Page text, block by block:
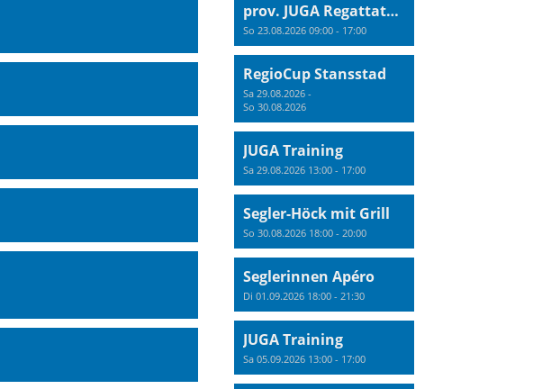
prov. JUGA Regattatraining
So 23.08.2026 09:00 - 17:00
RegioCup Stansstad
Sa 29.08.2026 -
So 30.08.2026
JUGA Training
Sa 29.08.2026 13:00 - 17:00
Segler-Höck mit Grill
So 30.08.2026 18:00 - 20:00
Seglerinnen Apéro
Di 01.09.2026 18:00 - 21:30
JUGA Training
Sa 05.09.2026 13:00 - 17:00